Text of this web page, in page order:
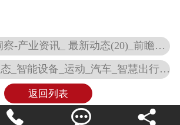
上一篇 : 产业洞察-产业资讯_ 最新动态(20)_前瞻财经 - 前瞻网
下一篇: 行业动态_智能设备_运动_汽车_智慧出行频道_天极网
返回列表
  